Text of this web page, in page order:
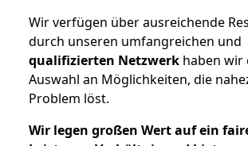
Wir verfügen über ausreichende
durch unseren umfangreichen und
qualifizierten Netzwerk haben wir
Auswahl an Möglichkeiten, die
Problem löst.
Wir legen großen Wert auf ein